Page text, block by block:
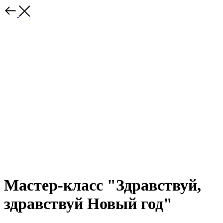
Мастер-класс "Здравствуй,
здравствуй Новый год"